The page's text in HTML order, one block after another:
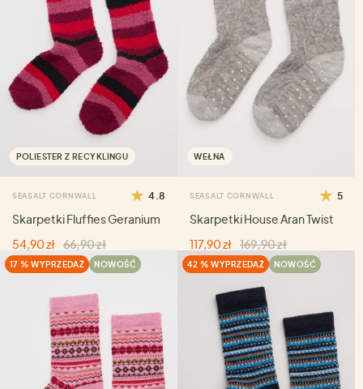
POLIESTER Z RECYKLINGU
SEASALT CORNWALL 4.8
Skarpetki Fluffies Geranium
54,90 zł 66,90 zł
WEŁNA
SEASALT CORNWALL 5
Skarpetki House Aran Twist
117,90 zł 169,90 zł
17 % WYPRZEDAŻ NOWOŚĆ 42 % WYPRZEDAŻ NOWOŚĆ